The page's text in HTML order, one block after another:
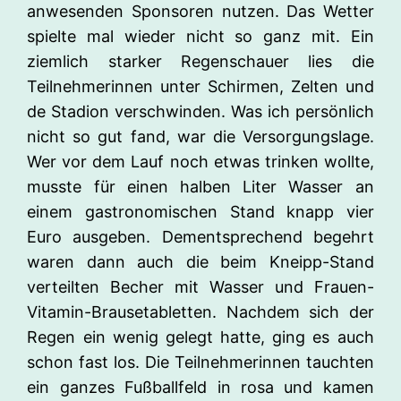
anwesenden Sponsoren nutzen. Das Wetter
spielte mal wieder nicht so ganz mit. Ein
ziemlich starker Regenschauer lies die
Teilnehmerinnen unter Schirmen, Zelten und
de Stadion verschwinden. Was ich persönlich
nicht so gut fand, war die Versorgungslage.
Wer vor dem Lauf noch etwas trinken wollte,
musste für einen halben Liter Wasser an
einem gastronomischen Stand knapp vier
Euro ausgeben. Dementsprechend begehrt
waren dann auch die beim Kneipp-Stand
verteilten Becher mit Wasser und Frauen-
Vitamin-Brausetabletten. Nachdem sich der
Regen ein wenig gelegt hatte, ging es auch
schon fast los. Die Teilnehmerinnen tauchten
ein ganzes Fußballfeld in rosa und kamen